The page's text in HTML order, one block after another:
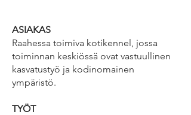
ASIAKAS
Raahessa toimiva kotikennel, jossa
toiminnan keskiössä ovat vastuullinen
kasvatustyö ja kodinomainen
ympäristö.
TYÖT